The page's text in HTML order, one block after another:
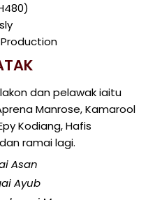
dan pelawak iaitu
Manrose, Kamarool
Kodiang, Hafis
ramai lagi.
Asan
Ayub